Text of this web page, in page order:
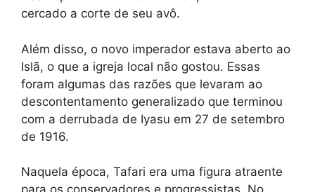
cercado a corte de seu avô.
Além disso, o novo imperador estava aberto ao
Islã, o que a igreja local não gostou. Essas
foram algumas das razões que levaram ao
descontentamento generalizado que terminou
com a derrubada de Iyasu em 27 de setembro
de 1916.
Naquela época, Tafari era uma figura atraente